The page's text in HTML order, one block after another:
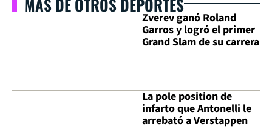
Zverev ganó Roland
Garros y logró el primer
Grand Slam de su carrera
La pole position de
infarto que Antonelli le
arrebató a Verstappen